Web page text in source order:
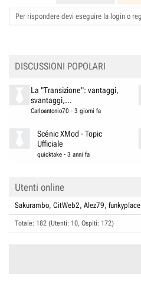
Per rispondere devi eseguire la login o
DISCUSSIONI POPOLARI
La "Transizione": vantaggi,
svantaggi,...
Carloantonio70 - 3 giorni fa
Scénic XMod - Topic
Ufficiale
quicktake -3 anni fa
Utenti online
Sakurambo CitWeb2 Alez79 funkyplace
Totale: 182 (Utenti: 10, Ospiti: 172)